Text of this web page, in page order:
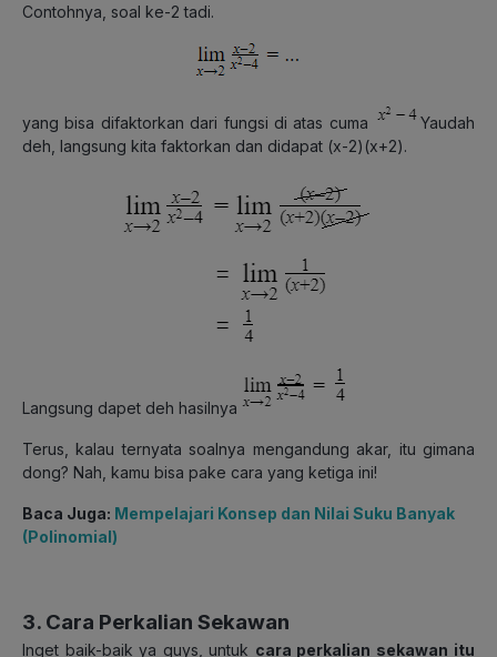
Contohnya, soal ke-2 tadi.
yang bisa difaktorkan dari fungsi di atas cuma
Yaudah
deh, langsung kita faktorkan dan didapat (x-2)(x+2).
Langsung dapet deh hasilnya
Terus, kalau ternyata soalnya mengandung akar, itu gimana
dong? Nah, kamu bisa pake cara yang ketiga ini!
Baca Juga: Mempelajari Konsep dan Nilai Suku Banyak
(Polinomial)
3. Cara Perkalian Sekawan
Inget baik-baik ya guys, untuk cara perkalian sekawan itu